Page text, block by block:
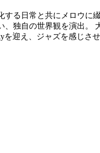
る日常と共にメロウに
独自の世界観を演出。
を迎え、ジャズを感じ